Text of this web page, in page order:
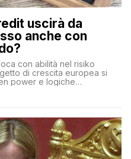
uscirà da
anche con
con abilità nel risiko
di crescita europea si
power e logiche
su Generali Andrea Orcel,